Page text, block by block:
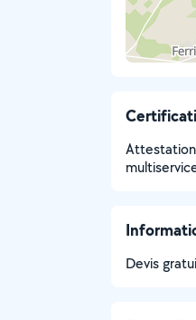
Devis